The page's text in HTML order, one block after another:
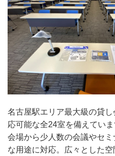
名古屋駅エリア最大級の貸
応可能な全24室を備えてい
会場から少人数の会議やセ
な用途に対応。広々とした